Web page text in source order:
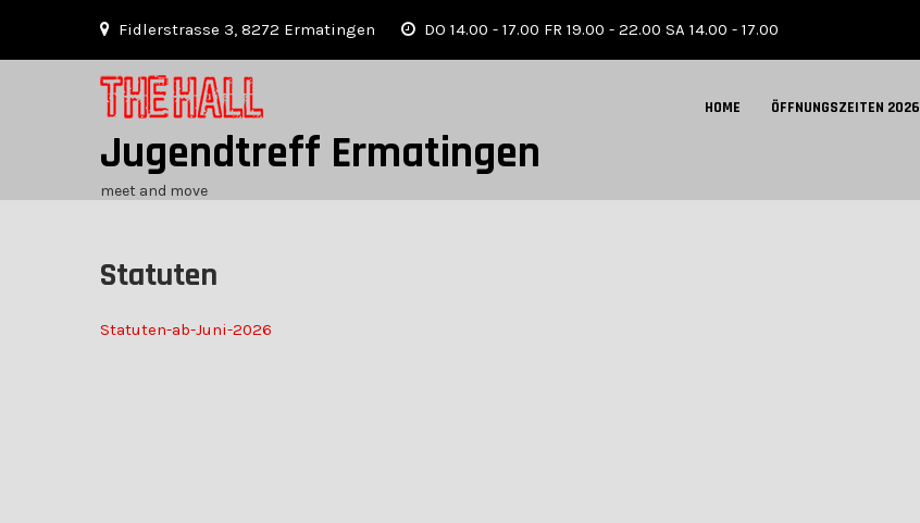
content
Fidlerstrasse 3, 8272 Ermatingen DO 14.00 - 17.00 FR 19.00 - 22.00 SA 14.00 - 17.00
Jugendtreff Ermatingen
meet and move
HOME ÖFFNUNGSZEITEN 2026
Statuten
Statuten-ab-Juni-2026